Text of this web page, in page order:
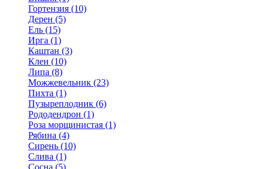
Гортензия (10)
Дерен (5)
Ель (15)
Ирга (1)
Каштан (3)
Клен (10)
Липа (8)
Можжевельник (23)
Пихта (1)
Пузыреплодник (6)
Рододендрон (1)
Роза морщинистая (1)
Рябина (4)
Сирень (10)
Слива (1)
Сосна (5)